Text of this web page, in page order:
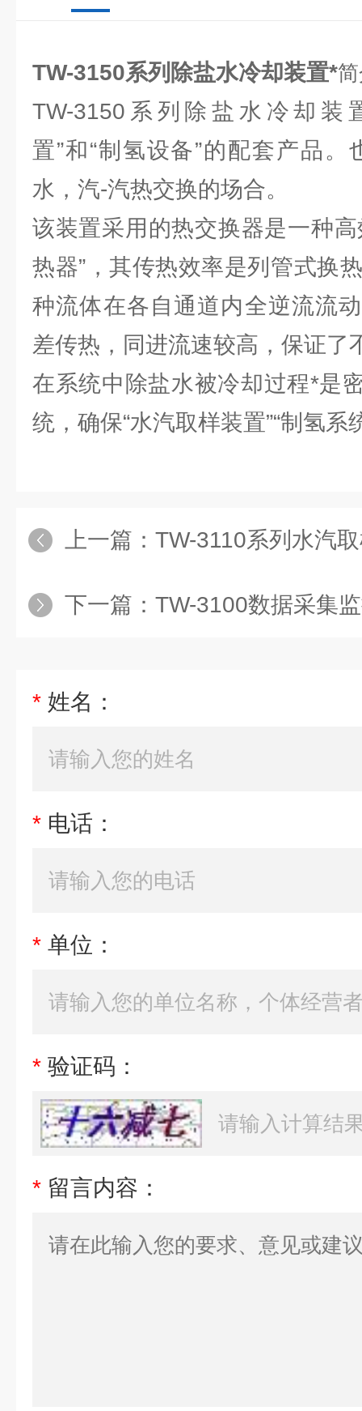
TW-3150系列除盐水冷却装置*
TW-3150系列除盐水冷却装
置”和“制氢设备”的配套产品
水，汽-汽热交换的场合。
该装置采用的热交换器是一种
热器”，其传热效率是列管式换
种流体在各自通道内全逆流流
差传热，同进流速较高，保证了
在系统中除盐水被冷却过程*是
统，确保“水汽取样装置”“制氢系
上一篇： TW-3110系列水汽
下一篇： TW-3100数据采集
* 姓名：
* 电话：
* 单位：
* 验证码：
* 留言内容：